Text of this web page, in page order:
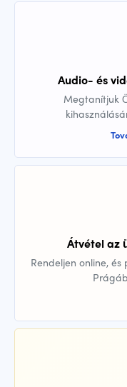
Audio- és
Megtanítjuk
Átvétel az
Rendeljen online,